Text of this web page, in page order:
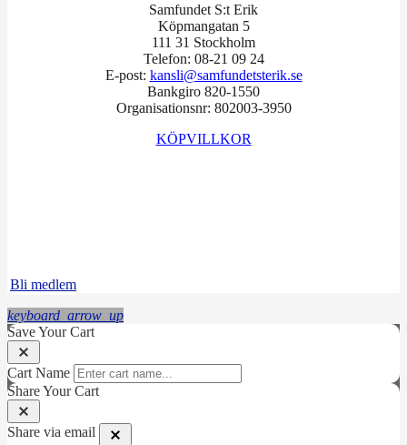
Samfundet S:t Erik
Köpmangatan 5
111 31 Stockholm
Telefon: 08-21 09 24
E-post: kansli@samfundetsterik.se
Bankgiro 820-1550
Organisationsnr: 802003-3950
KÖPVILLKOR
Bli medlem
keyboard_arrow_up
Save Your Cart
Cart Name
Share Your Cart
Share via email